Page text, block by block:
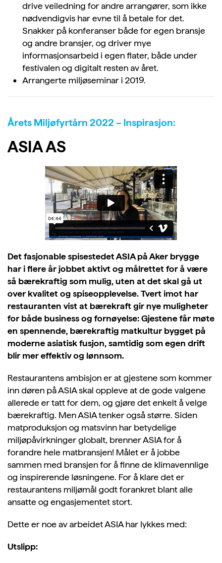
drive veiledning for andre arrangører, som ikke
nødvendigvis har evne til å betale for det.
Snakker på konferanser både for egen bransje
og andre bransjer, og driver mye
informasjonsarbeid i egen flater, både under
festivalen og digitalt resten av året.
Arrangerte miljøseminar i 2019.
Årets Miljøfyrtårn 2022 – Inspirasjon:
ASIA AS
Det fasjonable spisestedet ASIA på Aker brygge
har i flere år jobbet aktivt og målrettet for å være
så bærekraftig som mulig, uten at det skal gå ut
over kvalitet og spiseopplevelse. Tvert imot har
restauranten vist at bærekraft gir nye muligheter
for både business og fornøyelse: Gjestene får møte
en spennende, bærekraftig matkultur bygget på
moderne asiatisk fusjon, samtidig som egen drift
blir mer effektiv og lønnsom.
Restaurantens ambisjon er at gjestene som kommer
inn døren på ASIA skal oppleve at de gode valgene
allerede er tatt for dem, og gjøre det enkelt å velge
bærekraftig. Men ASIA tenker også større. Siden
matproduksjon og matsvinn har betydelige
miljøpåvirkninger globalt, brenner ASIA for å
forandre hele matbransjen! Målet er å jobbe
sammen med bransjen for å finne de klimavennlige
og inspirerende løsningene. For å klare det er
restaurantens miljømål godt forankret blant alle
ansatte og engasjementet stort.
Dette er noe av arbeidet ASIA har lykkes med:
Utslipp: